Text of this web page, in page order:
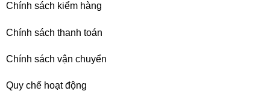
Chính sách kiểm hàng
Chính sách thanh toán
Chính sách vận chuyển
Quy chế hoạt động